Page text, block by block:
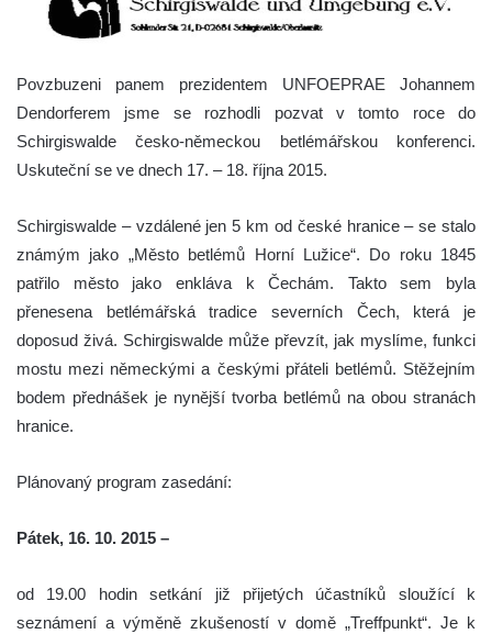
Povzbuzeni panem prezidentem UNFOEPRAE Johannem
Dendorferem jsme se rozhodli pozvat v tomto roce do
Schirgiswalde česko-německou betlémářskou konferenci.
Uskuteční se ve dnech 17. – 18. října 2015.
Schirgiswalde – vzdálené jen 5 km od české hranice – se stalo
známým jako „Město betlémů Horní Lužice“. Do roku 1845
patřilo město jako enkláva k Čechám. Takto sem byla
přenesena betlémářská tradice severních Čech, která je
doposud živá. Schirgiswalde může převzít, jak myslíme, funkci
mostu mezi německými a českými přáteli betlémů. Stěžejním
bodem přednášek je nynější tvorba betlémů na obou stranách
hranice.
Plánovaný program zasedání:
Pátek, 16. 10. 2015 –
od 19.00 hodin setkání již přijetých účastníků sloužící k
seznámení a výměně zkušeností v domě „Treffpunkt“. Je k